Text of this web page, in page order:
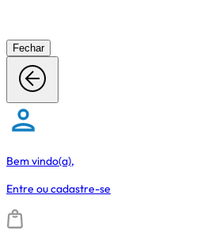
Fechar
Bem vindo(a),
Entre oucadastre-se